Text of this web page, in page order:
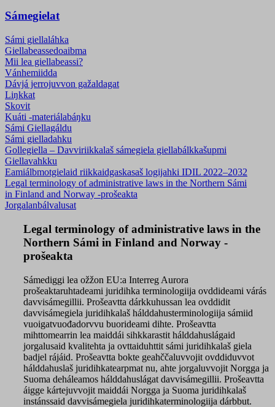
Sámegielat
Sámi giellaláhka
Giellabeassedoaibma
Mii lea giellabeassi?
Vánhemiidda
Dávjá jerrojuvvon gažaldagat
Liŋkkat
Skovit
Kuáti -materiálabáŋku
Sámi Giellagáldu
Sámi gielladahku
Gollegiella – Davviriikkalaš sámegiela giellabálkkašupmi
Giellavahkku
Eamiálbmotgielaid riikkaidgaskasaš logijahki IDIL 2022–2032
Legal terminology of administrative laws in the Northern Sámi
in Finland and Norway -prošeakta
Jorgalanbálvalusat
Legal terminology of administrative laws in the
Northern Sámi in Finland and Norway -
prošeakta
Sámediggi lea ožžon EU:a Interreg Aurora
prošeaktaruhtadeami juridihka terminologiija ovddideami várás
davvisámegillii. Prošeavtta dárkkuhussan lea ovddidit
davvisámegiela juridihkalaš hálddahusterminologiija sámiid
vuoigatvuođadorvvu buorideami dihte. Prošeavtta
mihttomearrin lea maiddái sihkkarastit hálddahuslágaid
jorgalusaid kvalitehta ja ovttaiduhttit sámi juridihkalaš giela
badjel rájáid. Prošeavtta bokte geahččaluvvojit ovddiduvvot
hálddahuslaš juridihkatearpmat nu, ahte jorgaluvvojit Norgga ja
Suoma deháleamos hálddahuslágat davvisámegillii. Prošeavtta
áigge kártejuvvojit maiddái Norgga ja Suoma juridihkalaš
instánssaid davvisámegiela juridihkaterminologiija dárbbut.